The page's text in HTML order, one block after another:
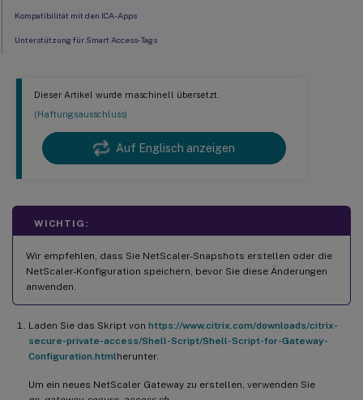
Dieser Artikel wurde maschinell übersetzt.
(Haftungsausschluss)
Auf Englisch anzeigen
WICHTIG:
Wir empfehlen, dass Sie NetScaler-Snapshots erstellen oder die
NetScaler-Konfiguration speichern, bevor Sie diese Änderungen
anwenden.
Laden Sie das Skript von https://www.citrix.com/downloads/citrix-
secure-private-access/Shell-Script/Shell-Script-for-Gateway-
Configuration.htmlherunter.
Um ein neues NetScaler Gateway zu erstellen, verwenden Sie
Kompatibilität mit den ICA-Apps
Unterstützung für Smart Access-Tags